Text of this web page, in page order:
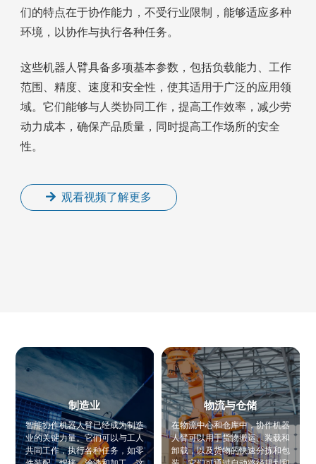
们的特点在于协作能力，不受行业限制，能够适应多种
环境，以协作与执行各种任务。
这些机器人臂具备多项基本参数，包括负载能力、工作
范围、精度、速度和安全性，使其适用于广泛的应用领
域。它们能够与人类协同工作，提高工作效率，减少劳
动力成本，确保产品质量，同时提高工作场所的安全
性。
观看视频了解更多
制造业
智能协作机器人臂已经成为制造
业的关键力量。它们可以与工人
共同工作，执行各种任务，如零
物流与仓储
在物流中心和仓库中，协作机器
人臂可以用于货物搬运、装载和
卸载，以及货物的快速分拣和包